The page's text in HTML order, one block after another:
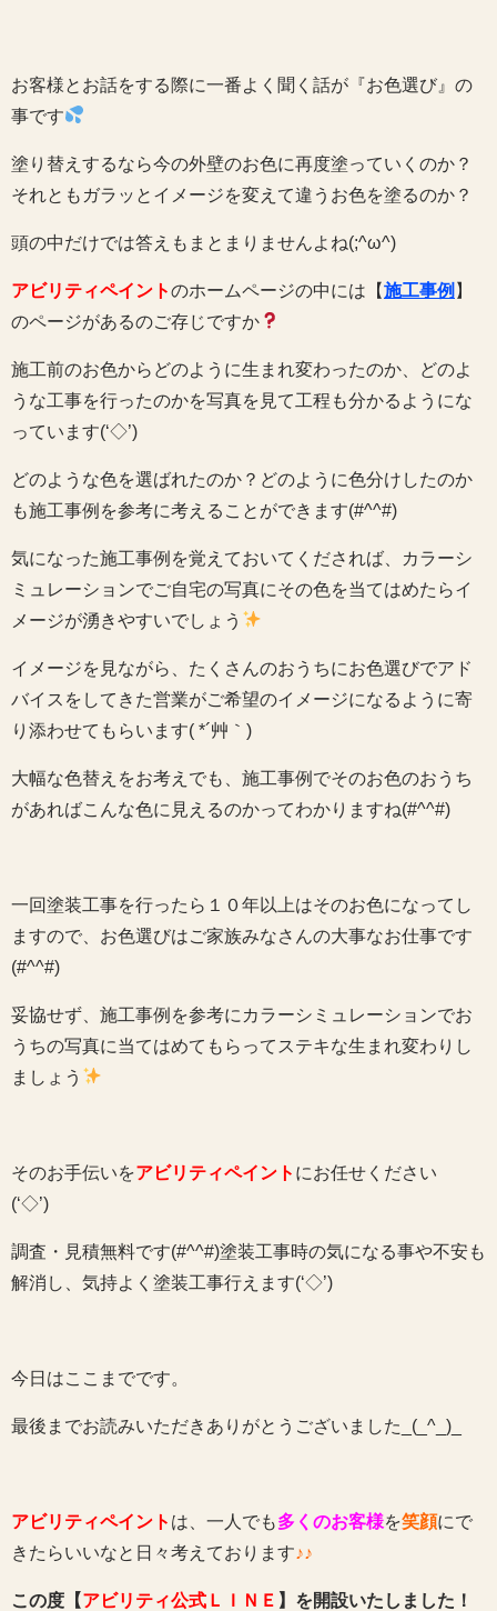
お客様とお話をする際に一番よく聞く話が『お色選び』の
事です
塗り替えするなら今の外壁のお色に再度塗っていくのか？
それともガラッとイメージを変えて違うお色を塗るのか？
頭の中だけでは答えもまとまりませんよね(;^ω^)
アビリティペイントのホームページの中には【施工事例 】
のページがあるのご存じですか
施工前のお色からどのように生まれ変わったのか、どのよ
うな工事を行ったのかを写真を見て工程も分かるようにな
っています(‘◇’)ゞ
どのような色を選ばれたのか？どのように色分けしたのか
も施工事例を参考に考えることができます(#^^#)
気になった施工事例を覚えておいてくだされば、カラーシ
ミュレーションでご自宅の写真にその色を当てはめたらイ
メージが湧きやすいでしょう
イメージを見ながら、たくさんのおうちにお色選びでアド
バイスをしてきた営業がご希望のイメージになるように寄
り添わせてもらいます( *´艸｀)
大幅な色替えをお考えでも、施工事例でそのお色のおうち
があればこんな色に見えるのかってわかりますね(#^^#)
一回塗装工事を行ったら１０年以上はそのお色になってし
ますので、お色選びはご家族みなさんの大事なお仕事です
(#^^#)
妥協せず、施工事例を参考にカラーシミュレーションでお
うちの写真に当てはめてもらってステキな生まれ変わりし
ましょう
そのお手伝いをアビリティペイント にお任せください
(‘◇’)ゞ
調査・見積無料です(#^^#)塗装工事時の気になる事や不安も
解消し、気持よく塗装工事行えます(‘◇’)ゞ
今日はここまでです。
最後までお読みいただきありがとうございました_(_^_)_
アビリティペイント は、一人でも多くのお客様を笑顔にで
きたらいいなと日々考えております♪♪
この度【アビリティ公式ＬＩＮＥ 】を開設いたしました！